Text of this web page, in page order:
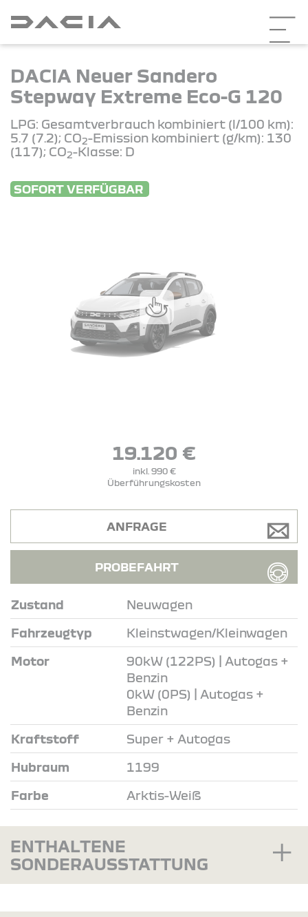
DACIA Neuer Sandero
Stepway Extreme Eco-G 120
LPG: Gesamtverbrauch kombiniert (l/100 km):
5.7 (7.2); CO2-Emission kombiniert (g/km): 130
(117); CO2-Klasse: D
SOFORT VERFÜGBAR
19.120 €
inkl. 990 €
Überführungskosten
Zustand Neuwagen
Fahrzeugtyp Kleinstwagen/Kleinwagen
Motor
90kW (122PS) | Autogas +
Benzin
0kW (0PS) | Autogas +
Benzin
Kraftstoff Super + Autogas
Hubraum 1199
Farbe Arktis-Weiß
ANFRAGE
PROBEFAHRT
ENTHALTENE
SONDERAUSSTATTUNG